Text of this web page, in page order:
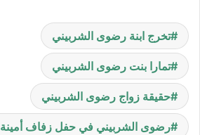
تخرج ابنة رضوى الشربيني
تمارا بنت رضوى الشربيني
حقيقة زواج رضوى الشربيني
رضوى الشربيني في حفل زفاف